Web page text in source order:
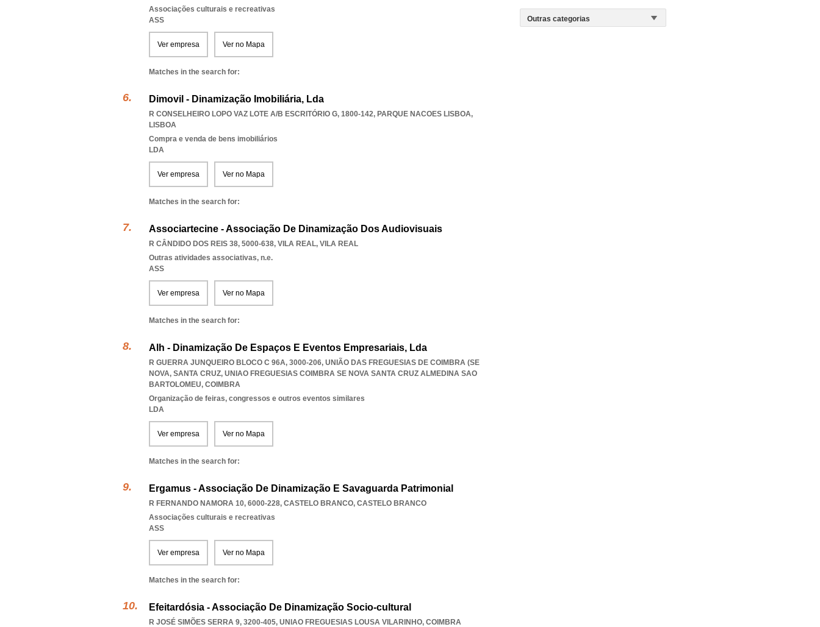
Associações culturais e recreativas
ASS
Ver empresa Ver no Mapa
Matches in the search for:
Dimovil - Dinamização Imobiliária, Lda
R CONSELHEIRO LOPO VAZ LOTE A/B ESCRITÓRIO G, 1800-142, PARQUE NACOES LISBOA,
LISBOA
Compra e venda de bens imobiliários
LDA
Ver empresa Ver no Mapa
Matches in the search for:
Associartecine - Associação De Dinamização Dos Audiovisuais
R CÂNDIDO DOS REIS 38, 5000-638, VILA REAL, VILA REAL
Outras atividades associativas, n.e.
ASS
Ver empresa Ver no Mapa
Matches in the search for:
Alh - Dinamização De Espaços E Eventos Empresariais, Lda
R GUERRA JUNQUEIRO BLOCO C 96A, 3000-206, UNIÃO DAS FREGUESIAS DE COIMBRA (SE
NOVA, SANTA CRUZ, UNIAO FREGUESIAS COIMBRA SE NOVA SANTA CRUZ ALMEDINA SAO
BARTOLOMEU, COIMBRA
Organização de feiras, congressos e outros eventos similares
LDA
Ver empresa Ver no Mapa
Matches in the search for:
Ergamus - Associação De Dinamização E Savaguarda Patrimonial
R FERNANDO NAMORA 10, 6000-228, CASTELO BRANCO, CASTELO BRANCO
Associações culturais e recreativas
ASS
Ver empresa Ver no Mapa
Matches in the search for:
Efeitardósia - Associação De Dinamização Socio-cultural
R JOSÉ SIMÕES SERRA 9, 3200-405, UNIAO FREGUESIAS LOUSA VILARINHO, COIMBRA